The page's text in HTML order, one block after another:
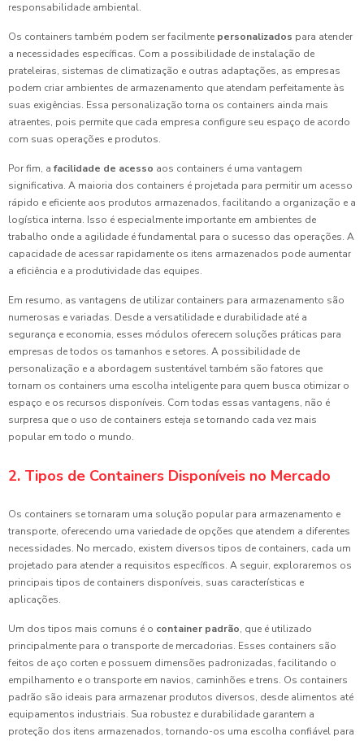
responsabilidade ambiental.
Os containers também podem ser facilmente personalizados para atender
a necessidades específicas. Com a possibilidade de instalação de
prateleiras, sistemas de climatização e outras adaptações, as empresas
podem criar ambientes de armazenamento que atendam perfeitamente às
suas exigências. Essa personalização torna os containers ainda mais
atraentes, pois permite que cada empresa configure seu espaço de acordo
com suas operações e produtos.
Por fim, a facilidade de acesso aos containers é uma vantagem
significativa. A maioria dos containers é projetada para permitir um acesso
rápido e eficiente aos produtos armazenados, facilitando a organização e a
logística interna. Isso é especialmente importante em ambientes de
trabalho onde a agilidade é fundamental para o sucesso das operações. A
capacidade de acessar rapidamente os itens armazenados pode aumentar
a eficiência e a produtividade das equipes.
Em resumo, as vantagens de utilizar containers para armazenamento são
numerosas e variadas. Desde a versatilidade e durabilidade até a
segurança e economia, esses módulos oferecem soluções práticas para
empresas de todos os tamanhos e setores. A possibilidade de
personalização e a abordagem sustentável também são fatores que
tornam os containers uma escolha inteligente para quem busca otimizar o
espaço e os recursos disponíveis. Com todas essas vantagens, não é
surpresa que o uso de containers esteja se tornando cada vez mais
popular em todo o mundo.
2. Tipos de Containers Disponíveis no Mercado
Os containers se tornaram uma solução popular para armazenamento e
transporte, oferecendo uma variedade de opções que atendem a diferentes
necessidades. No mercado, existem diversos tipos de containers, cada um
projetado para atender a requisitos específicos. A seguir, exploraremos os
principais tipos de containers disponíveis, suas características e
aplicações.
Um dos tipos mais comuns é o container padrão, que é utilizado
principalmente para o transporte de mercadorias. Esses containers são
feitos de aço corten e possuem dimensões padronizadas, facilitando o
empilhamento e o transporte em navios, caminhões e trens. Os containers
padrão são ideais para armazenar produtos diversos, desde alimentos até
equipamentos industriais. Sua robustez e durabilidade garantem a
proteção dos itens armazenados, tornando-os uma escolha confiável para